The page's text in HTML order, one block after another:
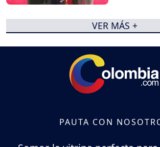
VER MÁS +
PAUTA CON